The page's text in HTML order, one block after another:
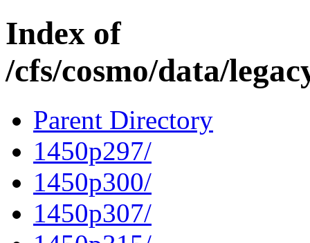
Index of
/cfs/cosmo/data/
Parent Directory
1450p297/
1450p300/
1450p307/